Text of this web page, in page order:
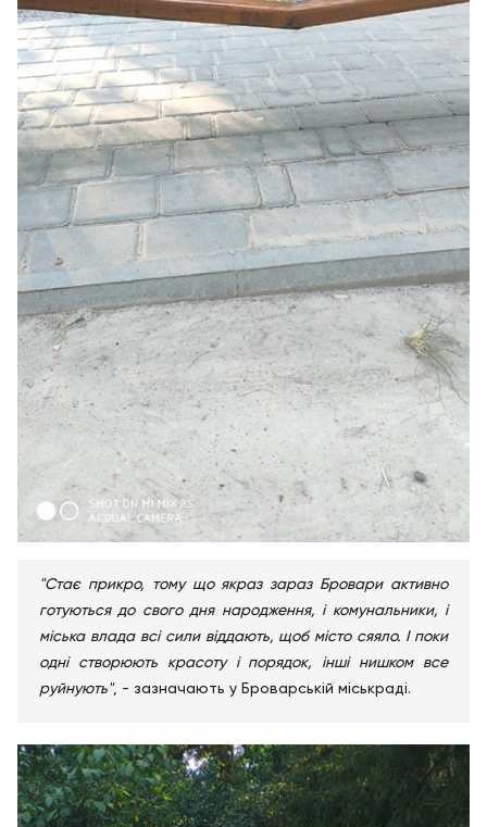
"Стає прикро, тому що якраз зараз Бровари активно
готуються до свого дня народження, і комунальники, і
міська влада всі сили віддають, щоб місто сяяло. І поки
одні створюють красоту і порядок, інші нишком все
руйнують", - зазначають у Броварській міськраді.